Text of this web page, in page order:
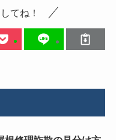
てね！